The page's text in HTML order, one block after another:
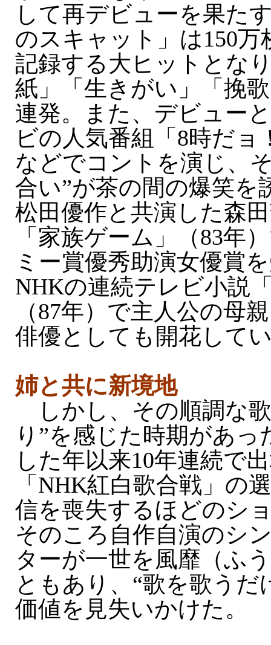
して再デビューを果た
のスキャット」は150万
記録する大ヒットとな
紙」「生きがい」「挽
連発。また、デビュー
ビの人気番組「8時だ
などでコントを演じ、
合い”が茶の間の爆笑を
松田優作と共演した森
「家族ゲーム」（83年
ミー賞優秀助演女優賞
NHKの連続テレビ小説
（87年）で主人公の母
俳優としても開花して
姉と共に新境地
しかし、その順調な
り”を感じた時期があっ
した年以来10年連続で
「NHK紅白歌合戦」の
信を喪失するほどのシ
そのころ自作自演のシ
ターが一世を風靡（ふ
ともあり、“歌を歌うだ
価値を見失いかけた。